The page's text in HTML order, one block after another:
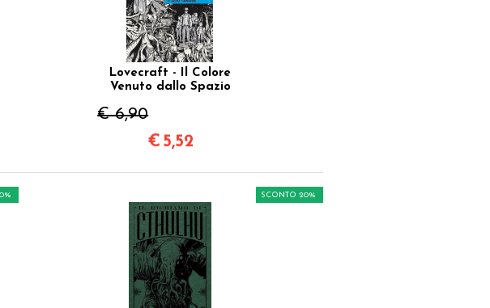
Lovecraft - Il Colore
Venuto dallo Spazio
€ 6,90
€ 5,52
SCONTO 20%